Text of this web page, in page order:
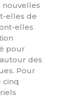
nouvelles
elles de
elles
pour
des
Pour
cinq